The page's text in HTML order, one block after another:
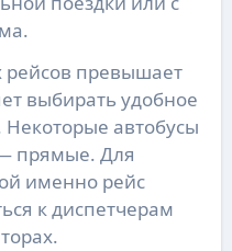
рейсов превышает
выбирать удобное
автобусы
прямые. Для
именно рейс
к диспетчерам